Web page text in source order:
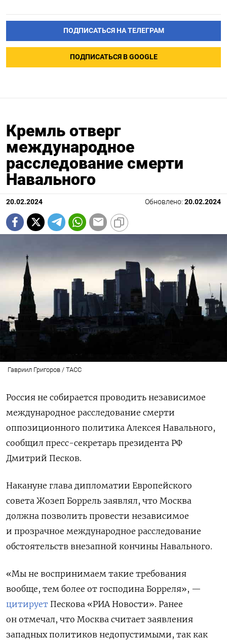
ПОДПИСАТЬСЯ НА ТЕЛЕГРАМ
ПОДПИСАТЬСЯ В GOOGLE
Кремль отверг
международное
расследование смерти
Навального
20.02.2024 Обновлено: 20.02.2024
Гавриил Григоров / ТАСС
Россия не собирается проводить независимое
международное расследование смерти
оппозиционного политика Алексея Навального,
сообщил пресс-секретарь президента РФ
Дмитрий Песков.
Накануне глава дипломатии Европейского
совета Жозеп Боррель заявлял, что Москва
должна позволить провести независимое
и прозрачное международное расследование
обстоятельств внезапной кончины Навального.
«Мы не воспринимаем такие требования
вообще, тем более от господина Борреля», —
цитирует Пескова «РИА Новости». Ранее
он отмечал, что Москва считает заявления
западных политиков недопустимыми, так как